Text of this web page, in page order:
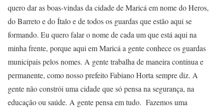
quero dar as boas-vindas da cidade de Maricá em nome do Heros,
do Barreto e do Ítalo e de todos os guardas que estão aqui se
formando. Eu quero falar o nome de cada um que está aqui na
minha frente, porque aqui em Maricá a gente conhece os guardas
municipais pelos nomes. A gente trabalha de maneira contínua e
permanente, como nosso prefeito Fabiano Horta sempre diz. A
gente não constrói uma cidade que só pensa na segurança, na
educação ou saúde. A gente pensa em tudo. Fazemos uma